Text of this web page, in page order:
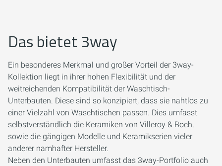
Das bietet 3way
Ein besonderes Merkmal und großer Vorteil der 3way-
Kollektion liegt in ihrer hohen Flexibilität und der
weitreichenden Kompatibilität der Waschtisch-
Unterbauten. Diese sind so konzipiert, dass sie nahtlos zu
einer Vielzahl von Waschtischen passen. Dies umfasst
selbstverständlich die Keramiken von Villeroy & Boch,
sowie die gängigen Modelle und Keramikserien vieler
anderer namhafter Hersteller.
Neben den Unterbauten umfasst das 3way-Portfolio auch